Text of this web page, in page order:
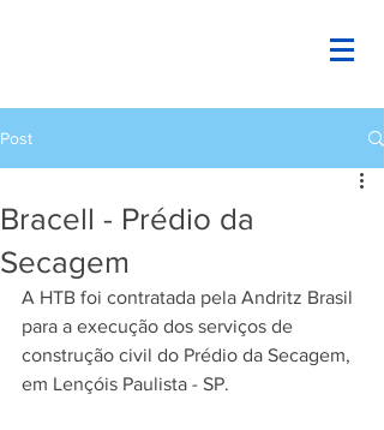
Post
Bracell - Prédio da
Secagem
A HTB foi contratada pela Andritz Brasil
para a execução dos serviços de
construção civil do Prédio da Secagem,
em Lençóis Paulista - SP.